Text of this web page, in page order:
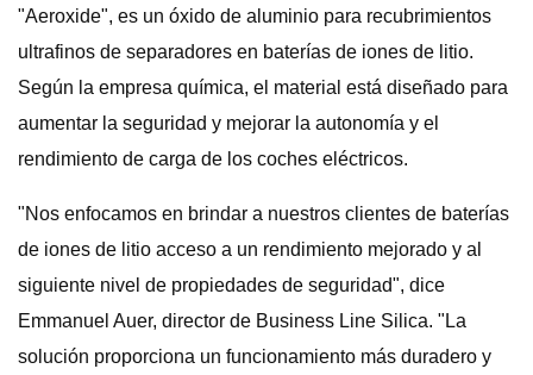
"Aeroxide", es un óxido de aluminio para recubrimientos
ultrafinos de separadores en baterías de iones de litio.
Según la empresa química, el material está diseñado para
aumentar la seguridad y mejorar la autonomía y el
rendimiento de carga de los coches eléctricos.
"Nos enfocamos en brindar a nuestros clientes de baterías
de iones de litio acceso a un rendimiento mejorado y al
siguiente nivel de propiedades de seguridad", dice
Emmanuel Auer, director de Business Line Silica. "La
solución proporciona un funcionamiento más duradero y